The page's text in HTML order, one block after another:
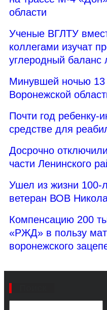
области
Ученые ВГЛТУ
коллегами изучат
углеродный баланс
Минувшей ночью
Воронежской
Почти год ребенку-
средстве для
Досрочно
части Ленинского
Ушел из жизни 100-
ветеран ВОВ
Компенсацию 200
«РЖД» в пользу
воронежского